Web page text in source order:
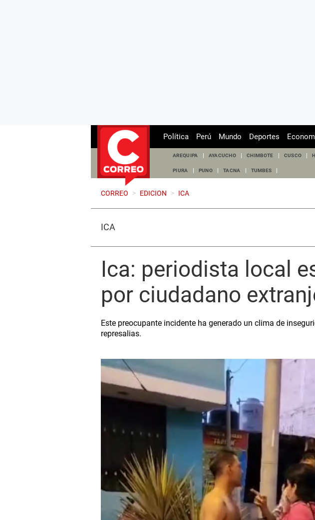
Política Perú Mundo Deportes
AREQUIPA AYACUCHO CHIMBOTE CUSCO
PIURA PUNO TACNA TUMBES
CORREO > EDICION > ICA
ICA
Ica: periodista local
por ciudadano
Este preocupante incidente ha generado un clima de
represalias.